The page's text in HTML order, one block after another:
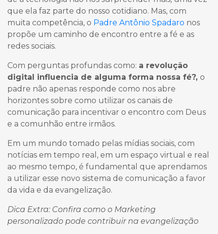
que ela faz parte do nosso cotidiano. Mas, com
muita competência, o Padre Antônio Spadaro nos
propõe um caminho de encontro entre a fé e as
redes sociais.
Com perguntas profundas como: a revolução
digital influencia de alguma forma nossa fé?, o
padre não apenas responde como nos abre
horizontes sobre como utilizar os canais de
comunicação para incentivar o encontro com Deus
e a comunhão entre irmãos.
Em um mundo tomado pelas mídias sociais, com
notícias em tempo real, em um espaço virtual e real
ao mesmo tempo, é fundamental que aprendamos
a utilizar esse novo sistema de comunicação a favor
da vida e da evangelização.
Dica Extra: Confira como o Marketing
personalizado pode contribuir na evangelização